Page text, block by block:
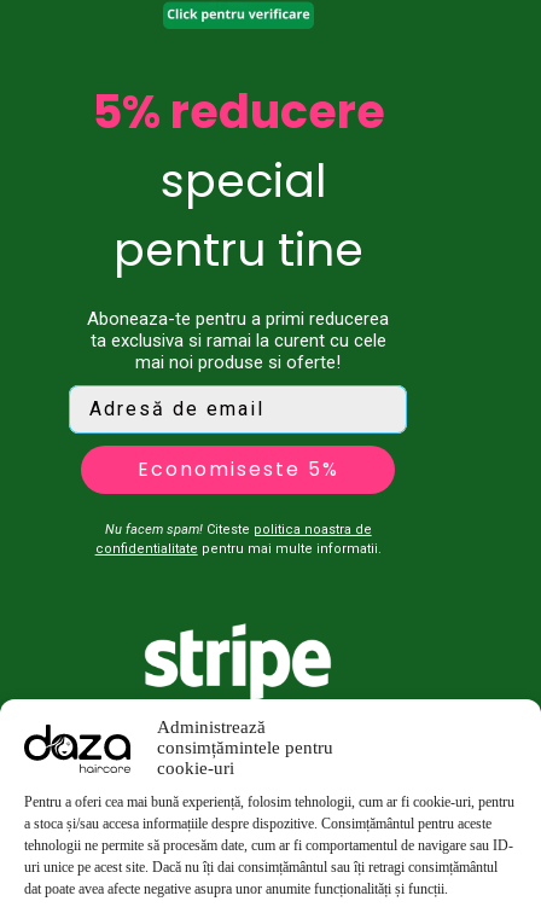
5% reducere
special
pentru tine
Aboneaza-te pentru a primi reducerea
ta exclusiva si ramai la curent cu cele
mai noi produse si oferte!
Economiseste 5%
Nu facem spam!Citeste politica noastra de
confidentialitate pentru mai multe informatii.
Administrează
consimțămintele pentru
cookie-uri
Pentru a oferi cea mai bună experiență, folosim tehnologii, cum ar fi cookie-uri, pentru
a stoca și/sau accesa informațiile despre dispozitive. Consimțământul pentru aceste
tehnologii ne permite să procesăm date, cum ar fi comportamentul de navigare sau ID-
uri unice pe acest site. Dacă nu îți dai consimțământul sau îți retragi consimțământul
dat poate avea afecte negative asupra unor anumite funcționalități și funcții.